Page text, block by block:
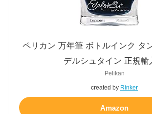
ペリカン 万年筆 ボトルインク タ
デルシュタイン 正規輸
created by Rinker
Pelikan
Amazon